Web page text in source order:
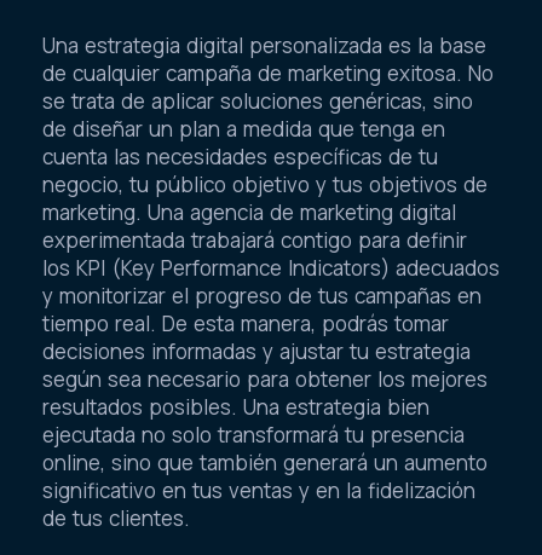
Una estrategia digital personalizada es la base
de cualquier campaña de marketing exitosa. No
se trata de aplicar soluciones genéricas, sino
de diseñar un plan a medida que tenga en
cuenta las necesidades específicas de tu
negocio, tu público objetivo y tus objetivos de
marketing. Una agencia de marketing digital
experimentada trabajará contigo para definir
los KPI (Key Performance Indicators) adecuados
y monitorizar el progreso de tus campañas en
tiempo real. De esta manera, podrás tomar
decisiones informadas y ajustar tu estrategia
según sea necesario para obtener los mejores
resultados posibles. Una estrategia bien
ejecutada no solo transformará tu presencia
online, sino que también generará un aumento
significativo en tus ventas y en la fidelización
de tus clientes.